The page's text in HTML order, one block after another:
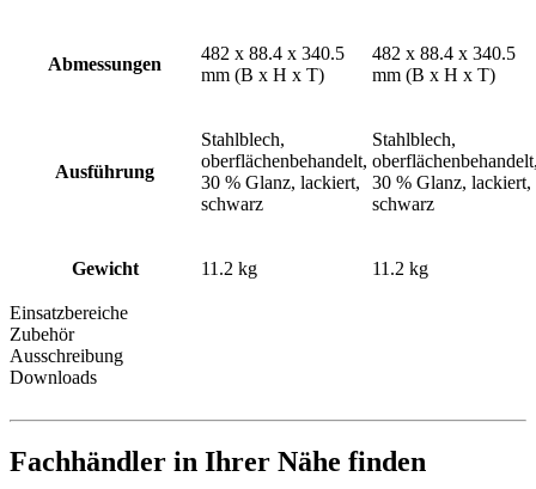
Abmessungen
482 x 88.4 x 340.5
mm (B x H x T)
482 x 88.4 x 340.5
mm (B x H x T)
Ausführung
Stahlblech,
oberflächenbehandelt,
30 % Glanz, lackiert,
schwarz
Stahlblech,
30 % Glanz, lackiert,
schwarz
Gewicht 11.2 kg 11.2 kg
Einsatzbereiche
Zubehör
Ausschreibung
Downloads
Fachhändler in Ihrer Nähe finden